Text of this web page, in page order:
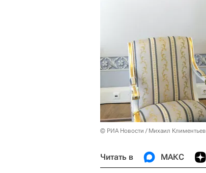
© РИА Новости / Михаил Климентьев
Читать в МАКС